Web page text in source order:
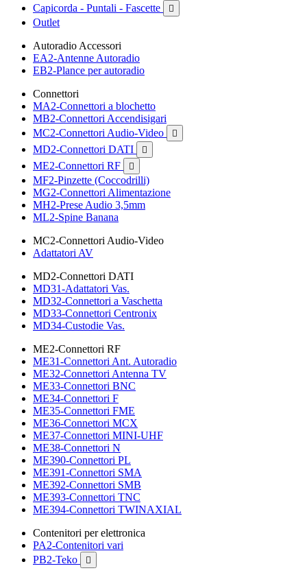
Capicorda - Puntali - Fascette

Outlet
Autoradio Accessori
EA2-Antenne Autoradio
EB2-Plance per autoradio
Connettori
MA2-Connettori a blochetto
MB2-Connettori Accendisigari
MC2-Connettori Audio-Video

MD2-Connettori DATI 
ME2-Connettori RF 
MF2-Pinzette (Coccodrilli)
MG2-Connettori Alimentazione
MH2-Prese Audio 3,5mm
ML2-Spine Banana
MC2-Connettori Audio-Video
Adattatori AV
MD2-Connettori DATI
MD31-Adattatori Vas.
MD32-Connettori a Vaschetta
MD33-Connettori Centronix
MD34-Custodie Vas.
ME2-Connettori RF
ME31-Connettori Ant. Autoradio
ME32-Connettori Antenna TV
ME33-Connettori BNC
ME34-Connettori F
ME35-Connettori FME
ME36-Connettori MCX
ME37-Connettori MINI-UHF
ME38-Connettori N
ME390-Connettori PL
ME391-Connettori SMA
ME392-Connettori SMB
ME393-Connettori TNC
ME394-Connettori TWINAXIAL
Contenitori per elettronica
PA2-Contenitori vari
PB2-Teko
